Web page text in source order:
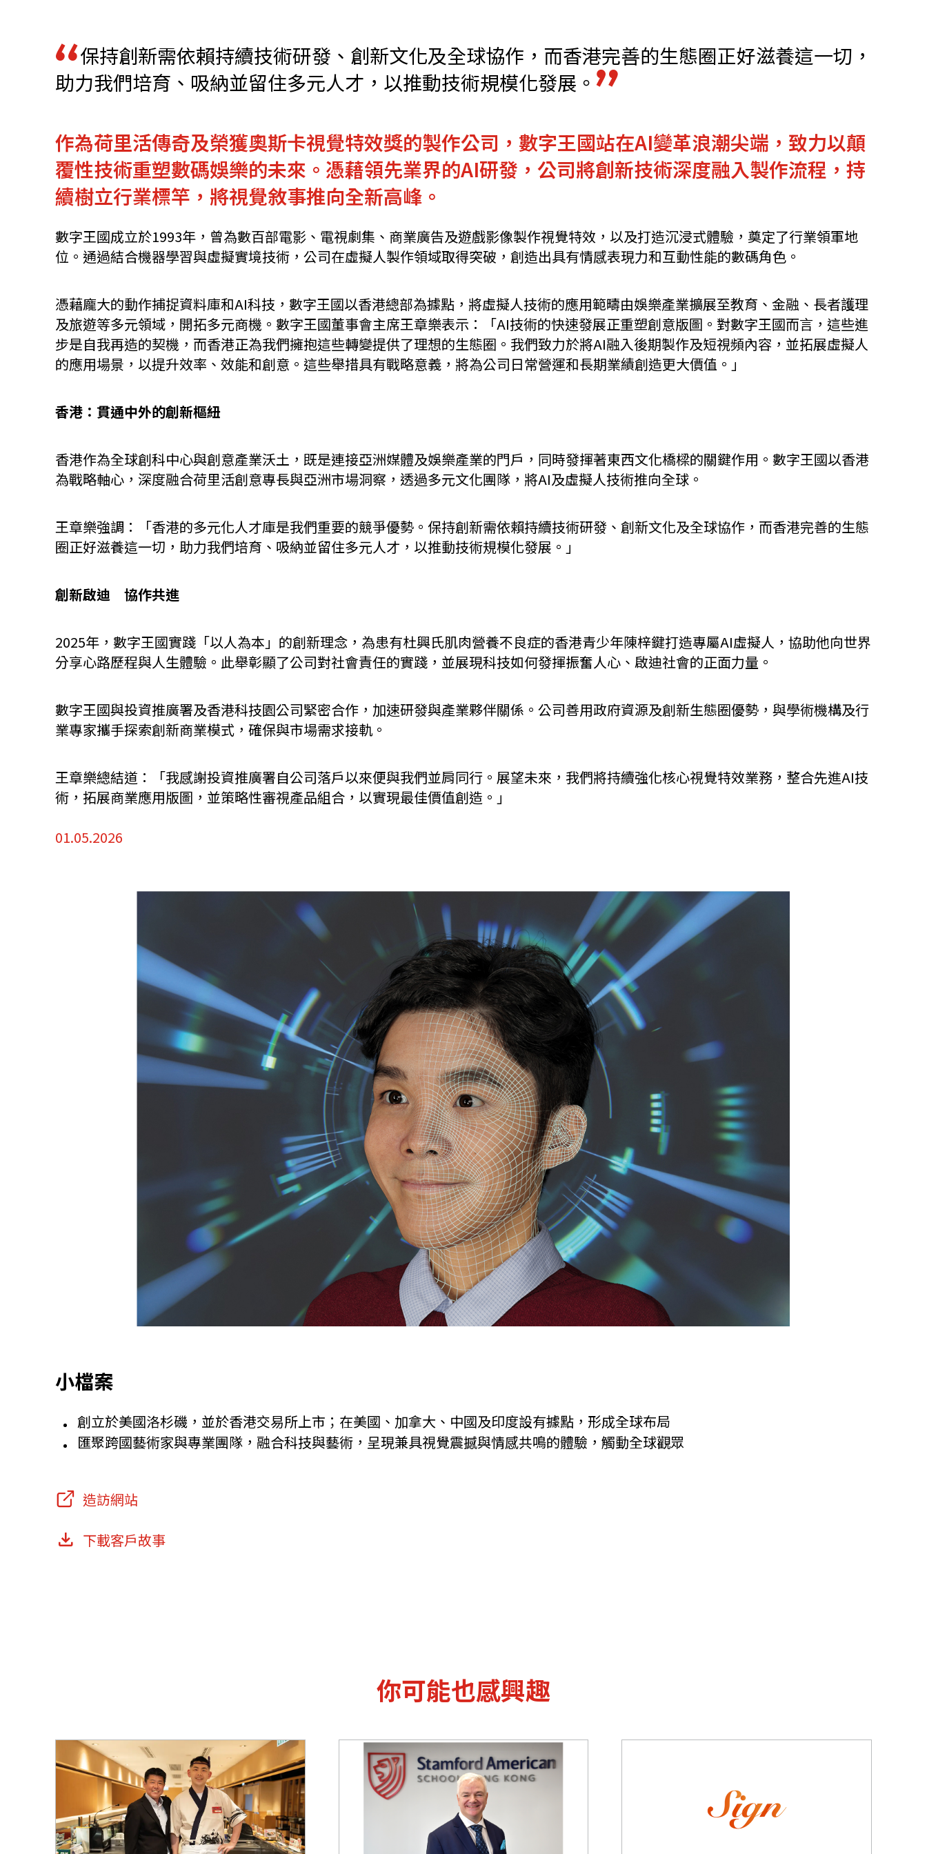
香港家族辦公室 FintechHK 新資本投資者入境計劃 StartmeupHK
保持創新需依賴持續技術研發、創新文化及全球協作，而香港完善的生態圈正好滋養這一切，
助力我們培育、吸納並留住多元人才，以推動技術規模化發展。
作為荷里活傳奇及榮獲奧斯卡視覺特效獎的製作公司，數字王國站在AI變革浪潮尖端，致力以顛
覆性技術重塑數碼娛樂的未來。憑藉領先業界的AI研發，公司將創新技術深度融入製作流程，持
續樹立行業標竿，將視覺敘事推向全新高峰。
數字王國成立於1993年，曾為數百部電影、電視劇集、商業廣告及遊戲影像製作視覺特效，以及打造沉浸式體驗，奠定了行業領軍地
位。通過結合機器學習與虛擬實境技術，公司在虛擬人製作領域取得突破，創造出具有情感表現力和互動性能的數碼角色。
憑藉龐大的動作捕捉資料庫和AI科技，數字王國以香港總部為據點，將虛擬人技術的應用範疇由娛樂產業擴展至教育、金融、長者護理
及旅遊等多元領域，開拓多元商機。數字王國董事會主席王章樂表示：「AI技術的快速發展正重塑創意版圖。對數字王國而言，這些進
步是自我再造的契機，而香港正為我們擁抱這些轉變提供了理想的生態圈。我們致力於將AI融入後期製作及短視頻內容，並拓展虛擬人
的應用場景，以提升效率、效能和創意。這些舉措具有戰略意義，將為公司日常營運和長期業績創造更大價值。」
香港：貫通中外的創新樞紐
香港作為全球創科中心與創意產業沃土，既是連接亞洲媒體及娛樂產業的門戶，同時發揮著東西文化橋樑的關鍵作用。數字王國以香港
為戰略軸心，深度融合荷里活創意專長與亞洲市場洞察，透過多元文化團隊，將AI及虛擬人技術推向全球。
王章樂強調：「香港的多元化人才庫是我們重要的競爭優勢。保持創新需依賴持續技術研發、創新文化及全球協作，而香港完善的生態
圈正好滋養這一切，助力我們培育、吸納並留住多元人才，以推動技術規模化發展。」
創新啟迪 協作共進
2025年，數字王國實踐「以人為本」的創新理念，為患有杜興氏肌肉營養不良症的香港青少年陳梓鍵打造專屬AI虛擬人，協助他向世界
分享心路歷程與人生體驗。此舉彰顯了公司對社會責任的實踐，並展現科技如何發揮振奮人心、啟迪社會的正面力量。
數字王國與投資推廣署及香港科技園公司緊密合作，加速研發與產業夥伴關係。公司善用政府資源及創新生態圈優勢，與學術機構及行
業專家攜手探索創新商業模式，確保與市場需求接軌。
王章樂總結道：「我感謝投資推廣署自公司落戶以來便與我們並肩同行。展望未來，我們將持續強化核心視覺特效業務，整合先進AI技
術，拓展商業應用版圖，並策略性審視產品組合，以實現最佳價值創造。」
01.05.2026
小檔案
創立於美國洛杉磯，並於香港交易所上市；在美國、加拿大、中國及印度設有據點，形成全球布局
匯聚跨國藝術家與專業團隊，融合科技與藝術，呈現兼具視覺震撼與情感共鳴的體驗，觸動全球觀眾
造訪網站
下載客戶故事
你可能也感興趣